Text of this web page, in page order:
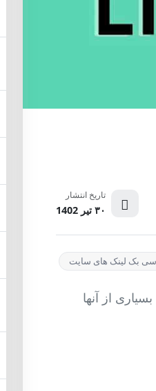
تاریخ انتشار
۳۰ تیر 1402
بک لینک های سایت
از آنها